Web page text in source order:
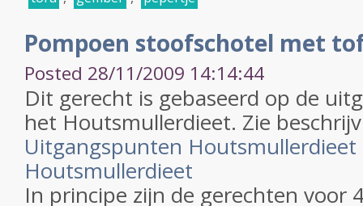
Pompoen stoofschotel met
Posted 28/11/2009 14:14:44
Dit gerecht is gebaseerd op de
het Houtsmullerdieet. Zie
Uitgangspunten Houtsmullerdieet
Houtsmullerdieet
In principe zijn de gerechten voor